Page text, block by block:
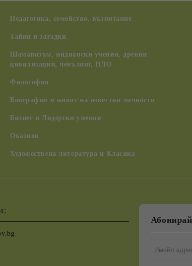
Педагогика, семейство, възпитание
Тайни и загадки
Шаманизъм, индиански учения, древни
цивилизации, ченълинг, НЛО
Философия
Биографии и живот на известни личности
Бизнес и Лидерски умения
Оказион
Художествена литература и Класика